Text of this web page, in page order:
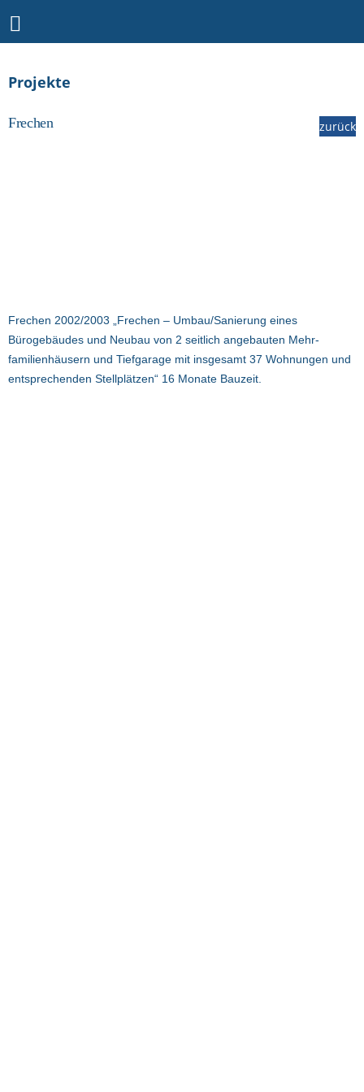
Projekte
zurück
Frechen
Frechen 2002/2003 „Frechen – Umbau/Sanierung eines
Bürogebäudes und Neubau von 2 seitlich angebauten Mehr-
familienhäusern und Tiefgarage mit insgesamt 37 Wohnungen und
entsprechenden Stellplätzen“ 16 Monate Bauzeit.